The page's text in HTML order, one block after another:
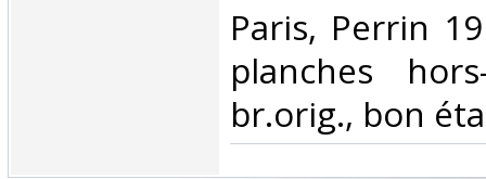
‎Paris, Perrin
planches
br.orig., bon